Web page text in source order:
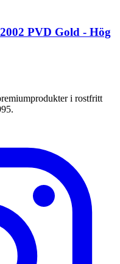
PVD Gold - Hög
i rostfritt